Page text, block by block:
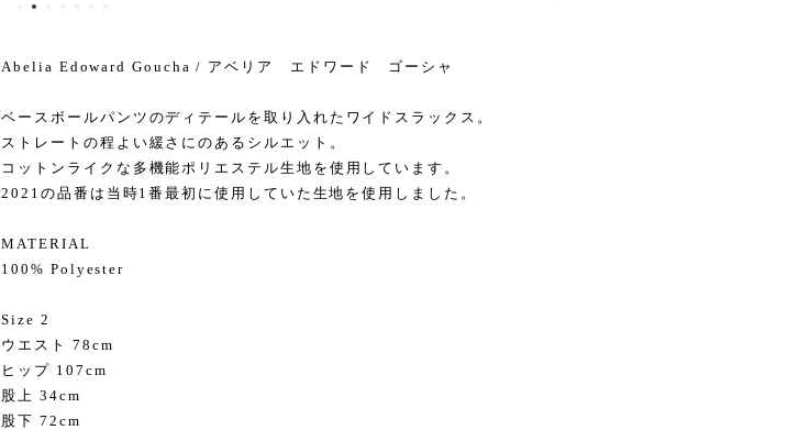
Abelia Edoward Goucha / アベリア エドワード ゴーシャ
ベースボールパンツのディテールを取り入れたワイドスラックス。
ストレートの程よい緩さにのあるシルエット。
コットンライクな多機能ポリエステル生地を使用しています。
2021の品番は当時1番最初に使用していた生地を使用しました。
MATERIAL
100% Polyester
Size 2
ウエスト 78cm
ヒップ 107cm
股上 34cm
股下 72cm